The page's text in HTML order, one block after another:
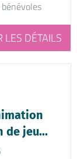
LES DÉTAILS
de jeu...